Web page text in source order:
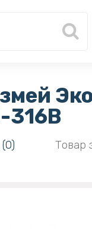
316B
Товар